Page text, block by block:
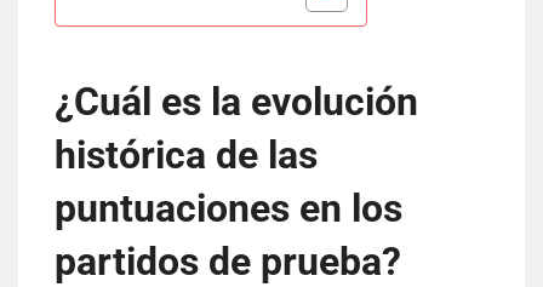
¿Cuál es la evolución
histórica de las
puntuaciones en los
partidos de prueba?